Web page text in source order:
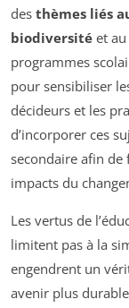
des thèmes liés
biodiversité et au
programmes
pour sensibiliser
décideurs et les
d’incorporer ces
secondaire afin de
impacts du
Les vertus de
limitent pas à la
engendrent un
avenir plus